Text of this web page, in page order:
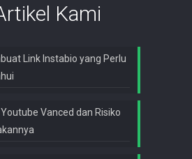
Kami
Link Instabio yang Perlu
Vanced dan Risiko